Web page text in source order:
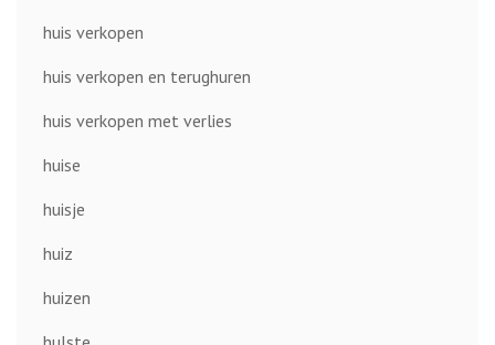
huis verkopen
huis verkopen en terughuren
huis verkopen met verlies
huise
huisje
huiz
huizen